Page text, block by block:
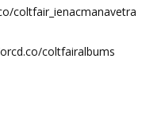
coltfair_ienacmanavetra
coltfairalbums